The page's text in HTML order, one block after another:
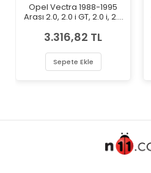
Opel Vectra 1988-1995
Arası 2.0, 2.0 i GT, 2.0 i, 2.0
Fren Diski
3.316,82 TL
Sepete Ekle